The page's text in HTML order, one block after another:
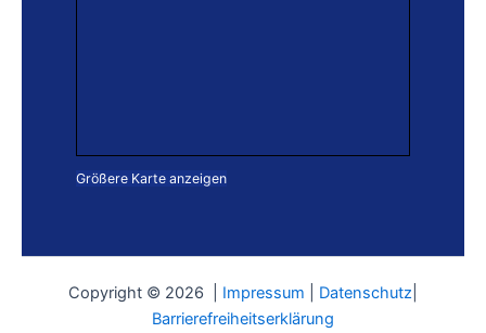
Größere Karte anzeigen
Copyright © 2026 | Impressum Datenschutz
Barrierefreiheitserklärung